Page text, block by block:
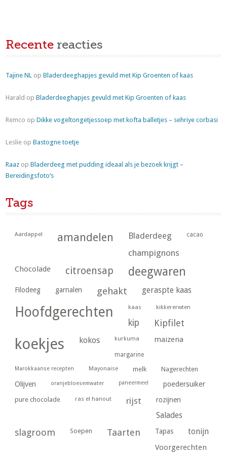
Recente reacties
Tajine NL opBladerdeeghapjes gevuld met Kip Groenten of kaas
Harald opBladerdeeghapjes gevuld met Kip Groenten of kaas
Remco opDikke vogeltongetjessoep met kofta balletjes – sehriye corbasi
Leslie opBastogne toetje
Raaz opBladerdeeg met pudding ideaal als je bezoek krijgt –
Bereidingsfoto’s
Tags
Aardappel amandelen Bladerdeeg cacao
champignons
Chocolade citroensap deegwaren
Filodeeg garnalen gehakt geraspte kaas
Hoofdgerechten kaas kikkererwten
kip Kipfilet
koekjes kokos kurkuma maizena
margarine
Marokkaanse recepten Mayonaise melk Nagerechten
Olijven oranjebloesemwater paneermeel poedersuiker
pure chocolade ras el hanout rijst rozijnen
Salades
slagroom Soepen Taarten Tapas tonijn
Voorgerechten